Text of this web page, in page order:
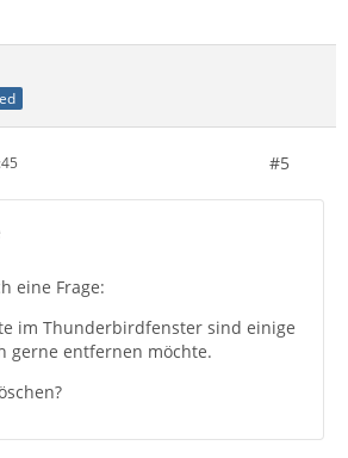
#5
eine Frage:
im Thunderbirdfenster sind einige
gerne entfernen möchte.